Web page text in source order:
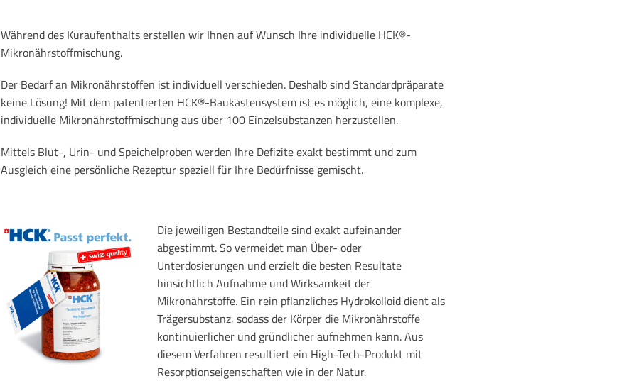
Während des Kuraufenthalts erstellen wir Ihnen auf Wunsch Ihre individuelle HCK®-
Mikronährstoffmischung.
Der Bedarf an Mikronährstoffen ist individuell verschieden. Deshalb sind Standardpräparate
keine Lösung! Mit dem patentierten HCK®-Baukastensystem ist es möglich, eine komplexe,
individuelle Mikronährstoffmischung aus über 100 Einzelsubstanzen herzustellen.
Mittels Blut-, Urin- und Speichelproben werden Ihre Defizite exakt bestimmt und zum
Ausgleich eine persönliche Rezeptur speziell für Ihre Bedürfnisse gemischt.
Die jeweiligen Bestandteile sind exakt aufeinander
abgestimmt. So vermeidet man Über- oder
Unterdosierungen und erzielt die besten Resultate
hinsichtlich Aufnahme und Wirksamkeit der
Mikronährstoffe. Ein rein pflanzliches Hydrokolloid dient als
Trägersubstanz, sodass der Körper die Mikronährstoffe
kontinuierlicher und gründlicher aufnehmen kann. Aus
diesem Verfahren resultiert ein High-Tech-Produkt mit
Resorptionseigenschaften wie in der Natur.